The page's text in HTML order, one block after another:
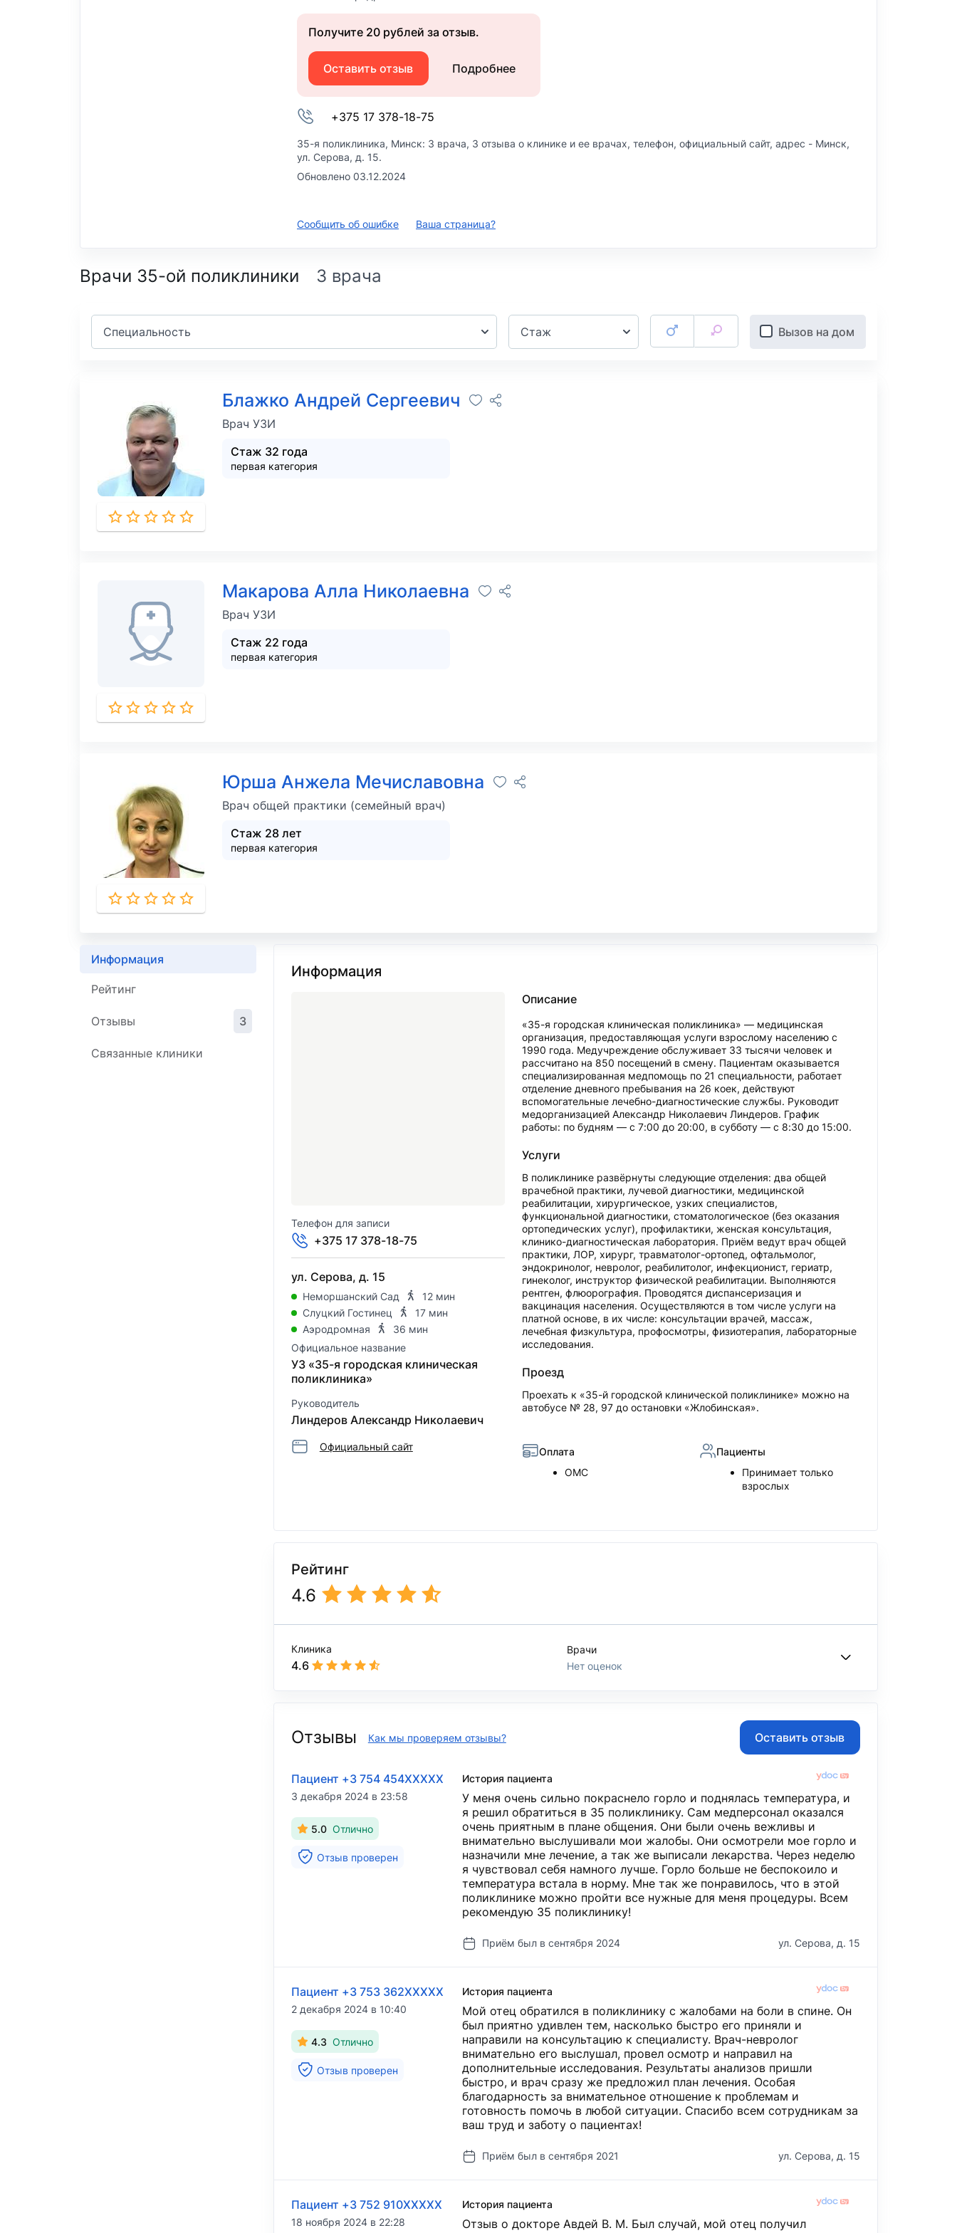
Получите 20 рублей за отзыв.
Оставить отзыв Подробнее
+375 17 378-18-75
35-я поликлиника, Минск: 3 врача, 3 отзыва о клинике и ее врачах, телефон, официальный сайт, адрес - Минск,
ул. Серова, д. 15.
Обновлено 03.12.2024
Сообщить об ошибке Ваша страница?
Врачи 35-ой поликлиники
Специальность Стаж Вызов на дом
Блажко Андрей Сергеевич
Врач УЗИ
Стаж 32 года
первая категория
Макарова Алла Николаевна
Врач УЗИ
Стаж 22 года
первая категория
Юрша Анжела Мечиславовна
Врач общей практики (семейный врач)
Стаж 28 лет
первая категория
Информация
Рейтинг
Отзывы 3
Связанные клиники
Информация
Телефон для записи
+375 17 378-18-75
ул. Серова, д. 15
Неморшанский Сад
12 мин
Слуцкий Гостинец
17 мин
Аэродромная
36 мин
Официальное название
УЗ «35-я городская клиническая
поликлиника»
Руководитель
Линдеров Александр Николаевич
Официальный сайт
Описание
«35-я городская клиническая поликлиника» — медицинская
организация, предоставляющая услуги взрослому населению с
1990 года. Медучреждение обслуживает 33 тысячи человек и
рассчитано на 850 посещений в смену. Пациентам оказывается
специализированная медпомощь по 21 специальности, работает
отделение дневного пребывания на 26 коек, действуют
вспомогательные лечебно-диагностические службы. Руководит
медорганизацией Александр Николаевич Линдеров. График
работы: по будням — с 7:00 до 20:00, в субботу — с 8:30 до 15:00.
Услуги
В поликлинике развёрнуты следующие отделения: два общей
врачебной практики, лучевой диагностики, медицинской
реабилитации, хирургическое, узких специалистов,
функциональной диагностики, стоматологическое (без оказания
ортопедических услуг), профилактики, женская консультация,
клинико-диагностическая лаборатория. Приём ведут врач общей
практики, ЛОР, хирург, травматолог-ортопед, офтальмолог,
эндокринолог, невролог, реабилитолог, инфекционист, гериатр,
гинеколог, инструктор физической реабилитации. Выполняются
рентген, флюорография. Проводятся диспансеризация и
вакцинация населения. Осуществляются в том числе услуги на
платной основе, в их числе: консультации врачей, массаж,
лечебная физкультура, профосмотры, физиотерапия, лабораторные
исследования.
Проезд
Проехать к «35-й городской клинической поликлинике» можно на
автобусе № 28, 97 до остановки «Жлобинская».
Оплата
ОМС
Пациенты
Принимает только
взрослых
Рейтинг
4.6
Клиника
4.6
Врачи
Нет оценок
Отзывы Как мы проверяем отзывы? Оставить отзыв
Пациент +3 754 454XXXXX
3 декабря 2024 в 23:58
5.0 Отлично
Отзыв проверен
История пациента
У меня очень сильно покраснело горло и поднялась температура, и
я решил обратиться в 35 поликлинику. Сам медперсонал оказался
очень приятным в плане общения. Они были очень вежливы и
внимательно выслушивали мои жалобы. Они осмотрели мое горло и
назначили мне лечение, а так же выписали лекарства. Через неделю
я чувствовал себя намного лучше. Горло больше не беспокоило и
температура встала в норму. Мне так же понравилось, что в этой
поликлинике можно пройти все нужные для меня процедуры. Всем
рекомендую 35 поликлинику!
Приём был в сентября 2024 ул. Серова, д. 15
Пациент +3 753 362XXXXX
2 декабря 2024 в 10:40
4.3 Отлично
Отзыв проверен
История пациента
Мой отец обратился в поликлинику с жалобами на боли в спине. Он
был приятно удивлен тем, насколько быстро его приняли и
направили на консультацию к специалисту. Врач-невролог
внимательно его выслушал, провел осмотр и направил на
дополнительные исследования. Результаты анализов пришли
быстро, и врач сразу же предложил план лечения. Особая
благодарность за внимательное отношение к проблемам и
готовность помочь в любой ситуации. Спасибо всем сотрудникам за
ваш труд и заботу о пациентах!
Приём был в сентября 2021 ул. Серова, д. 15
Пациент +3 752 910XXXXX
18 ноября 2024 в 22:28
История пациента
Отзыв о докторе Авдей В. М. Был случай, мой отец получил